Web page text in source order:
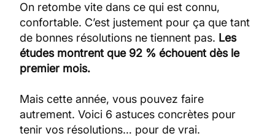
On retombe vite dans ce qui est connu,
confortable. C’est justement pour ça que tant
de bonnes résolutions ne tiennent pas. Les
études montrent que 92 % échouent dès le
premier mois.
Mais cette année, vous pouvez faire
autrement. Voici 6 astuces concrètes pour
tenir vos résolutions… pour de vrai.